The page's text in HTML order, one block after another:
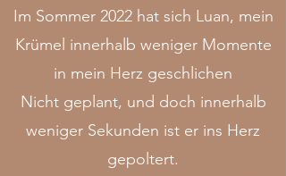
Im Sommer 2022 hat sich Luan, mein
Krümel innerhalb weniger Momente
in mein Herz geschlichen
Nicht geplant, und doch innerhalb
weniger Sekunden ist er ins Herz
gepoltert.